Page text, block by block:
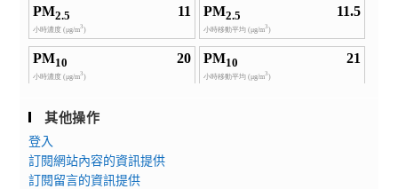
其他操作
登入
訂閱網站內容的資訊提供
訂閱留言的資訊提供